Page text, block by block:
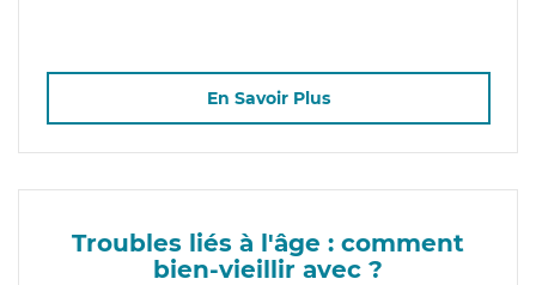
En Savoir Plus
Troubles liés à l'âge : comment
bien-vieillir avec ?